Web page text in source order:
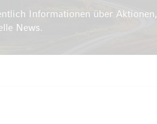
Informationen über Aktionen,
News.